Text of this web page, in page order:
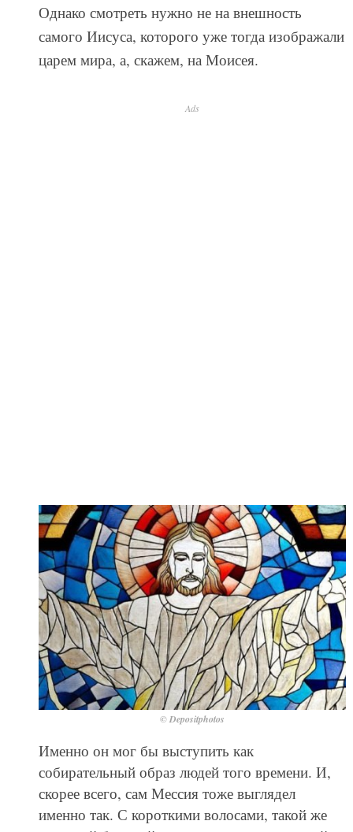
Однако смотреть нужно не на внешность
самого Иисуса, которого уже тогда изображали
царем мира, а, скажем, на Моисея.
Ads
© Depositphotos
Именно он мог бы выступить как
собирательный образ людей того времени. И,
скорее всего, сам Мессия тоже выглядел
именно так. С короткими волосами, такой же